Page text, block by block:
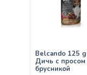
Belcando 125
Дичь с просом
брусникой